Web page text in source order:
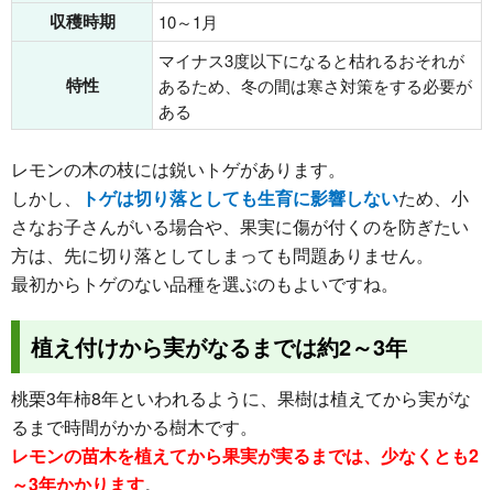
収穫時期 10～1月
特性
マイナス3度以下になると枯れるおそれが
あるため、冬の間は寒さ対策をする必要が
ある
レモンの木の枝には鋭いトゲがあります。
しかし、
トゲは切り落としても生育に影響しないため、小
さなお子さんがいる場合や、果実に傷が付くのを防ぎたい
方は、先に切り落としてしまっても問題ありません。
最初からトゲのない品種を選ぶのもよいですね。
植え付けから実がなるまでは約2～3年
桃栗3年柿8年といわれるように、果樹は植えてから実がな
るまで時間がかかる樹木です。
レモンの苗木を植えてから果実が実るまでは、少なくとも2
～3年かかります。